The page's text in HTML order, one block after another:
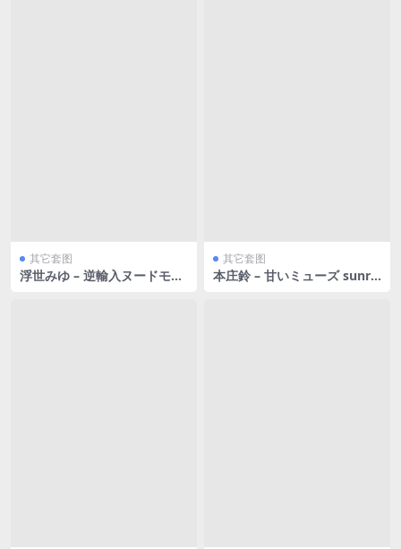
其它套图
浮世みゆ – 逆輸入ヌードモデ
其它套图
本庄鈴 – 甘いミューズ sunris